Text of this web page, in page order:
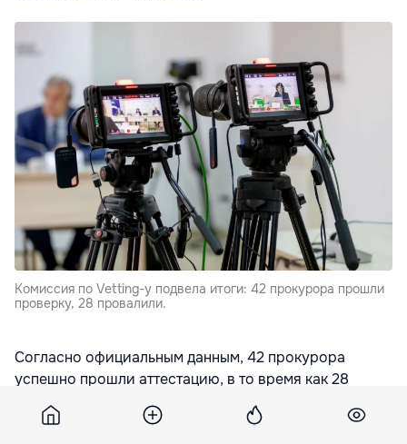
Комиссия по Vetting-у подвела итоги: 42 прокурора прошли
проверку, 28 провалили.
Согласно официальным данным, 42 прокурора
успешно прошли аттестацию, в то время как 28
человек не смогли соответствовать строгим
критериям закона, передает
rupor.md